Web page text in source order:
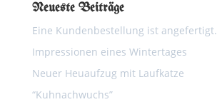
Neueste Beiträge
Eine Kundenbestellung ist angefertigt.
Impressionen eines Wintertages
Neuer Heuaufzug mit Laufkatze
“Kuhnachwuchs”